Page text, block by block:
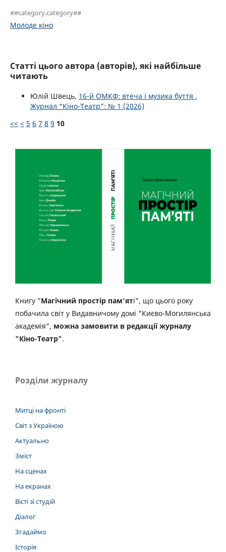
##category.category##
Молоде кіно
Статті цього автора (авторів), які найбільше
читають
Юлій Швець, 16-й ОМКФ: втеча і музика буття ,
Журнал “Кіно-Театр”: № 1 (2026)
<< < 5 6 7 8 9 10
Книгу "Магічний простір пам'яті", що цього року
побачила світ у Видавничому домі "Києво-Могилянська
академія", можна замовити в редакції журналу
"Кіно-Театр".
Розділи журналу
Митці на фронті
Світ з Україною
Актуально
Зміст
На сценах
На екранах
Вісті зі студій
Діалог
Згадаймо
Історія